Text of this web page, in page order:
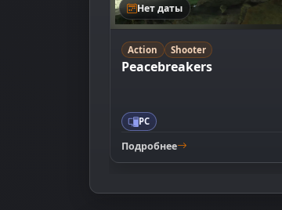
Нет даты
Action Shooter
Peacebreakers
PC
Подробнее